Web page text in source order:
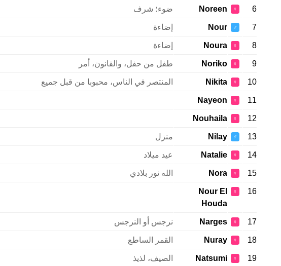
6
♀
Noreen ضوء؛ شرف
7
♂
Nour إضاءة
8
♀
Noura إضاءة
9
♀
Noriko طفل من حفل، والقانون، أمر
10
♀
Nikita المنتصر في الناس، محبوبا من قبل جميع
11
♀
Nayeon
12
♀
Nouhaila
13
♂
Nilay منزل
14
♀
Natalie عيد ميلاد
15
♀
Nora الله نور بلادي
16
♀
Nour El
Houda
17
♀
Narges نرجس أو النرجس
18
♀
Nuray القمر الساطع
19
♀
Natsumi الصيف، لذيذ